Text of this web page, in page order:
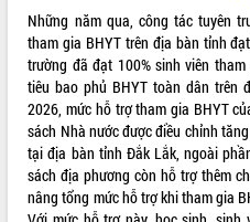
VIDEO
Những năm qua, công tác tuyên
tham gia BHYT trên địa bàn tỉnh
trường đã đạt 100% sinh viên
tiêu bao phủ BHYT toàn dân trên
2026, mức hỗ trợ tham gia BHYT
sách Nhà nước được điều chỉnh
tại địa bàn tỉnh Đắk Lắk, ngoài
sách địa phương còn hỗ trợ thêm
nâng tổng mức hỗ trợ khi tham gia